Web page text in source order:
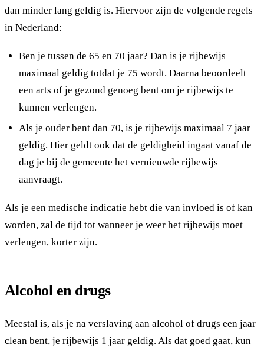
dan minder lang geldig is. Hiervoor zijn de volgende regels
in Nederland:
Ben je tussen de 65 en 70 jaar? Dan is je rijbewijs
maximaal geldig totdat je 75 wordt. Daarna beoordeelt
een arts of je gezond genoeg bent om je rijbewijs te
kunnen verlengen.
Als je ouder bent dan 70, is je rijbewijs maximaal 7 jaar
geldig. Hier geldt ook dat de geldigheid ingaat vanaf de
dag je bij de gemeente het vernieuwde rijbewijs
aanvraagt.
Als je een medische indicatie hebt die van invloed is of kan
worden, zal de tijd tot wanneer je weer het rijbewijs moet
verlengen, korter zijn.
Alcohol en drugs
Meestal is, als je na verslaving aan alcohol of drugs een jaar
clean bent, je rijbewijs 1 jaar geldig. Als dat goed gaat, kun